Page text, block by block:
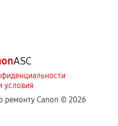
ASC
условия
ремонту Canon © 2026